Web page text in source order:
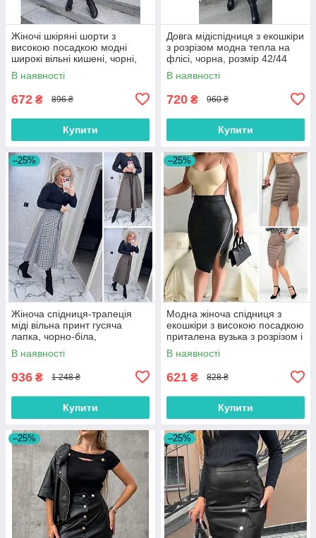
Жіночі шкіряні шорти з
високою посадкою модні
широкі вільні кишені, чорні,
розмір 42/44, 46/48, 50/52
В наявності
672 ₴ 896 ₴
Купити
Довга мідіспідниця з екошкіри
з розрізом модна тепла на
флісі, чорна, розмір 42/44
В наявності
720 ₴ 960 ₴
Купити
–25%
Жіноча спідниця-трапеція
міді вільна принт гусяча
лапка, чорно-біла,
коричнева, розмір 42/44,
46/48, 50/52
В наявності
936 ₴ 1 248 ₴
Купити
–25%
Модна жіноча спідниця з
екошкіри з високою посадкою
приталена вузька з розрізом і
блискавкою, чорна, бежева
В наявності
621 ₴ 828 ₴
Купити
–25% –25%